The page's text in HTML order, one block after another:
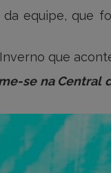
equipe, que
que
se na